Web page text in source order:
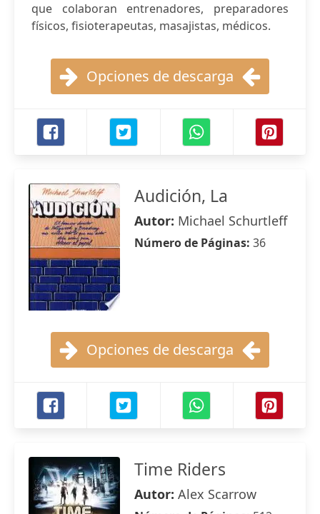
que colaboran entrenadores, preparadores
físicos, fisioterapeutas, masajistas, médicos.
Opciones de descarga
Audición, La
Autor: Michael Schurtleff
Número de Páginas: 36
Opciones de descarga
Time Riders
Autor: Alex Scarrow